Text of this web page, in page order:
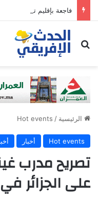
فاجعة بإقليم تازة.. وفاة
ابحث عن
الرئيسية /
Hot events
Hot events أخبار
تصريح مدرب
على الجزائر